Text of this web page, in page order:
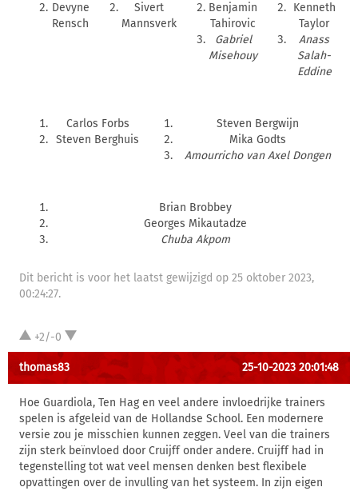
Devyne
Rensch
Sivert
Mannsverk
Benjamin
Tahirovic
Gabriel
Misehouy
Kenneth
Taylor
Anass
Salah-
Eddine
Carlos Forbs
Steven Berghuis
Steven Bergwijn
Mika Godts
Amourricho van Axel Dongen
Brian Brobbey
Georges Mikautadze
Chuba Akpom
Dit bericht is voor het laatst gewijzigd op 25 oktober 2023,
00:24:27.
+2/-0
thomas83 25-10-2023 20:01:48
Hoe Guardiola, Ten Hag en veel andere invloedrijke trainers
spelen is afgeleid van de Hollandse School. Een modernere
versie zou je misschien kunnen zeggen. Veel van die trainers
zijn sterk beïnvloed door Cruijff onder andere. Cruijff had in
tegenstelling tot wat veel mensen denken best flexibele
opvattingen over de invulling van het systeem. In zijn eigen